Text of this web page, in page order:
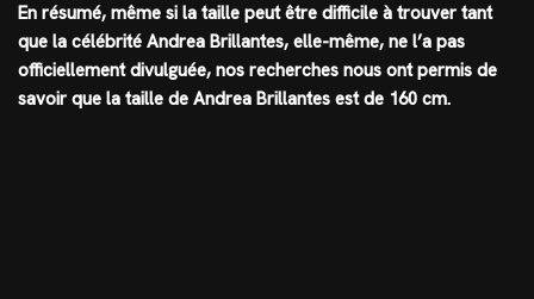
En résumé, même si la taille peut être difficile à trouver tant
que la célébrité Andrea Brillantes, elle-même, ne l’a pas
officiellement divulguée, nos recherches nous ont permis de
savoir que la taille de Andrea Brillantes est de 160 cm.